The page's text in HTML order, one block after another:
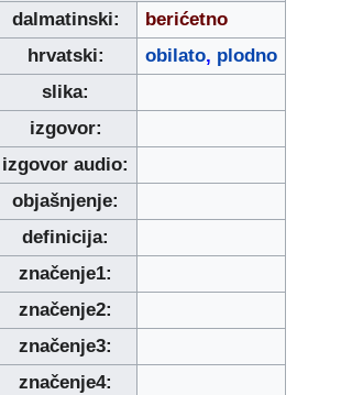
dalmatinski:
berićetno
hrvatski:
obilato, plodno
slika:
izgovor:
izgovor audio:
objašnjenje:
definicija:
značenje1:
značenje2:
značenje3:
značenje4: